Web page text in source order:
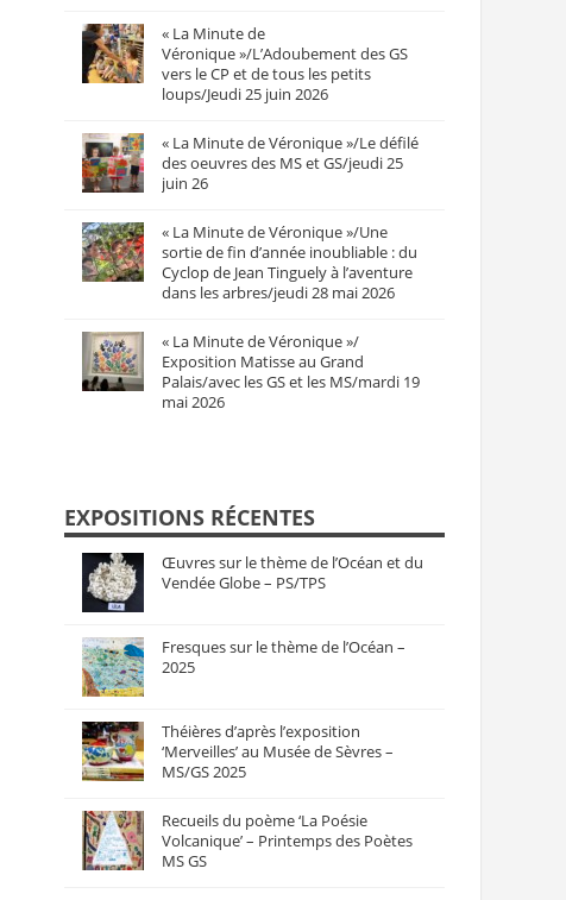
« La Minute de
Véronique »/L’Adoubement des GS
vers le CP et de tous les petits
loups/Jeudi 25 juin 2026
« La Minute de Véronique »/Le défilé
des oeuvres des MS et GS/jeudi 25
juin 26
« La Minute de Véronique »/Une
sortie de fin d’année inoubliable : du
Cyclop de Jean Tinguely à l’aventure
dans les arbres/jeudi 28 mai 2026
« La Minute de Véronique »/
Exposition Matisse au Grand
Palais/avec les GS et les MS/mardi 19
mai 2026
EXPOSITIONS RÉCENTES
Œuvres sur le thème de l’Océan et du
Vendée Globe – PS/TPS
Fresques sur le thème de l’Océan –
2025
Théières d’après l’exposition
‘Merveilles’ au Musée de Sèvres –
MS/GS 2025
Recueils du poème ‘La Poésie
Volcanique’ – Printemps des Poètes
MS GS